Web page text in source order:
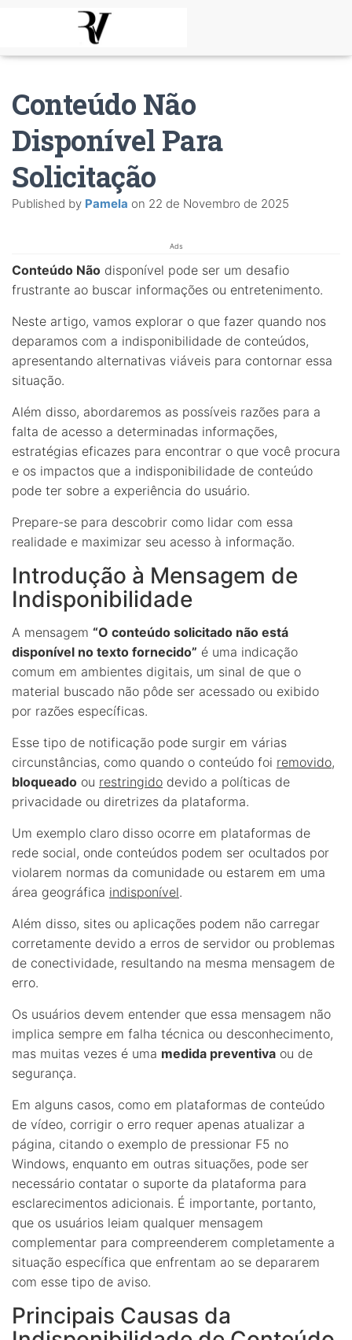
Conteúdo Não
Disponível Para
Solicitação
Published by Pamela on 22 de Novembro de 2025
Ads
Conteúdo Não disponível pode ser um desafio
frustrante ao buscar informações ou entretenimento.
Neste artigo, vamos explorar o que fazer quando nos
deparamos com a indisponibilidade de conteúdos,
apresentando alternativas viáveis para contornar essa
situação.
Além disso, abordaremos as possíveis razões para a
falta de acesso a determinadas informações,
estratégias eficazes para encontrar o que você procura
e os impactos que a indisponibilidade de conteúdo
pode ter sobre a experiência do usuário.
Prepare-se para descobrir como lidar com essa
realidade e maximizar seu acesso à informação.
Introdução à Mensagem de
Indisponibilidade
A mensagem “O conteúdo solicitado não está
disponível no texto fornecido” é uma indicação
comum em ambientes digitais, um sinal de que o
material buscado não pôde ser acessado ou exibido
por razões específicas.
Esse tipo de notificação pode surgir em várias
circunstâncias, como quando o conteúdo foi removido,
bloqueado ou restringido devido a políticas de
privacidade ou diretrizes da plataforma.
Um exemplo claro disso ocorre em plataformas de
rede social, onde conteúdos podem ser ocultados por
violarem normas da comunidade ou estarem em uma
área geográfica indisponível.
Além disso, sites ou aplicações podem não carregar
corretamente devido a erros de servidor ou problemas
de conectividade, resultando na mesma mensagem de
erro.
Os usuários devem entender que essa mensagem não
implica sempre em falha técnica ou desconhecimento,
mas muitas vezes é uma medida preventiva ou de
segurança.
Em alguns casos, como em plataformas de conteúdo
de vídeo, corrigir o erro requer apenas atualizar a
página, citando o exemplo de pressionar F5 no
Windows, enquanto em outras situações, pode ser
necessário contatar o suporte da plataforma para
esclarecimentos adicionais. É importante, portanto,
que os usuários leiam qualquer mensagem
complementar para compreenderem completamente a
situação específica que enfrentam ao se depararem
com esse tipo de aviso.
Principais Causas da